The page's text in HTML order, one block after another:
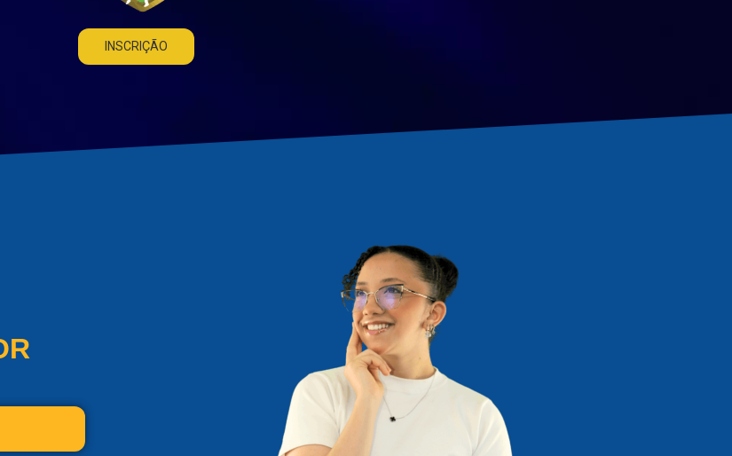
INSCRIÇÃO